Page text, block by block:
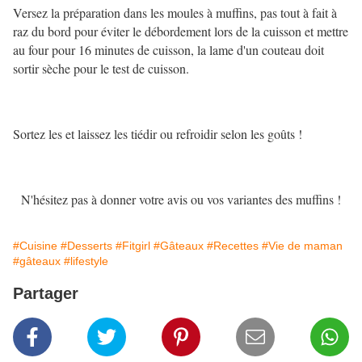
Versez la préparation dans les moules à muffins, pas tout à fait à
raz du bord pour éviter le débordement lors de la cuisson et mettre
au four pour 16 minutes de cuisson, la lame d'un couteau doit
sortir sèche pour le test de cuisson.
Sortez les et laissez les tiédir ou refroidir selon les goûts !
N'hésitez pas à donner votre avis ou vos variantes des muffins !
#Cuisine #Desserts #Fitgirl #Gâteaux #Recettes #Vie de maman
#gâteaux #lifestyle
Partager